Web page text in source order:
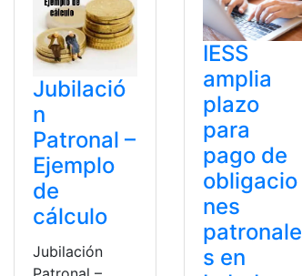
Jubilació
n
Patronal –
Ejemplo
de
cálculo
Jubilación
IESS
amplia
plazo
para
pago de
obligacio
nes
patronale
s en